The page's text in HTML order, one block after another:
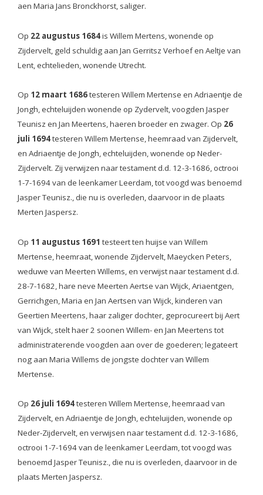
aen Maria Jans Bronckhorst, saliger.
Op 22 augustus 1684is Willem Mertens, wonende op
Zijdervelt, geld schuldig aan Jan Gerritsz Verhoef en Aeltje van
Lent, echtelieden, wonende Utrecht.
Op 12 maart 1686testeren Willem Mertense en Adriaentje de
Jongh, echteluijden wonende op Zydervelt, voogden Jasper
Teunisz en Jan Meertens, haeren broeder en zwager. Op 26
juli 1694testeren Willem Mertense, heemraad van Zijdervelt,
en Adriaentje de Jongh, echteluijden, wonende op Neder-
Zijdervelt. Zij verwijzen naar testament d.d. 12-3-1686, octrooi
1-7-1694 van de leenkamer Leerdam, tot voogd was benoemd
Jasper Teunisz., die nu is overleden, daarvoor in de plaats
Merten Jaspersz.
Op 11 augustus 1691 testeert ten huijse van Willem
Mertense, heemraat, wonende Zijdervelt, Maeycken Peters,
weduwe van Meerten Willems, en verwijst naar testament d.d.
28-7-1682, hare neve Meerten Aertse van Wijck, Ariaentgen,
Gerrichgen, Maria en Jan Aertsen van Wijck, kinderen van
Geertien Meertens, haar zaliger dochter, geprocureert bij Aert
van Wijck, stelt haer 2 soonen Willem- en Jan Meertens tot
administraterende voogden aan over de goederen; legateert
nog aan Maria Willems de jongste dochter van Willem
Mertense.
Op 26 juli 1694testeren Willem Mertense, heemraad van
Zijdervelt, en Adriaentje de Jongh, echteluijden, wonende op
Neder-Zijdervelt, en verwijsen naar testament d.d. 12-3-1686,
octrooi 1-7-1694 van de leenkamer Leerdam, tot voogd was
benoemd Jasper Teunisz., die nu is overleden, daarvoor in de
plaats Merten Jaspersz.